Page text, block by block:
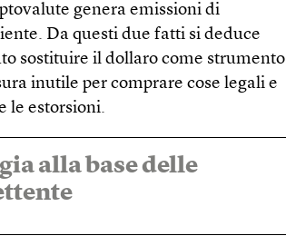
genera emissioni di
Da questi due fatti si deduce
sostituire il dollaro come strumento
inutile per comprare cose legali e
le estorsioni.
alla base delle